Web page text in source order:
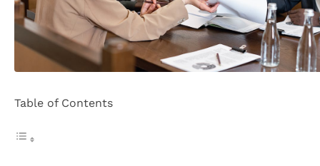
Table of Contents